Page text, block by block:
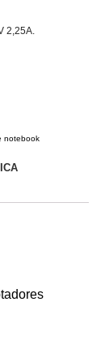
2,25A.
notebook